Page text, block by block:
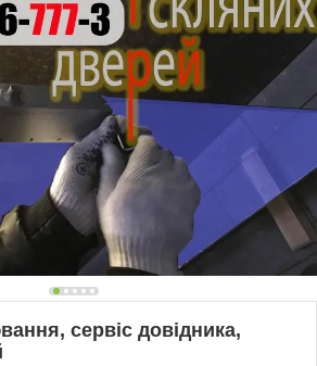
сервіс довідника,